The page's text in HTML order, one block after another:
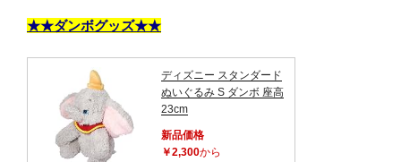
★★ダンボグッズ★★
ディズニー スタンダード
ぬいぐるみ S ダンボ 座高
23cm
新品価格
￥2,300から